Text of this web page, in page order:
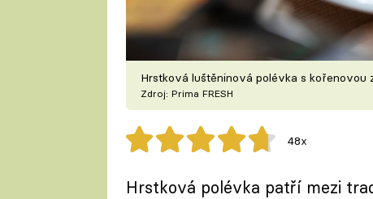
Hrstková luštěninová polévka s kořenovou
Zdroj: Prima FRESH
48x
Hrstková polévka patří mezi